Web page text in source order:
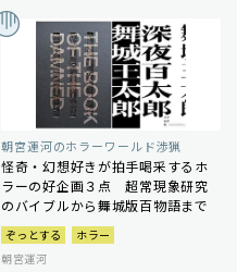
朝宮運河のホラーワールド渉猟
怪奇・幻想好きが拍手喝采するホ
ラーの好企画３点 超常現象研究
のバイブルから舞城版百物語まで
ぞっとする
ホラー
朝宮運河